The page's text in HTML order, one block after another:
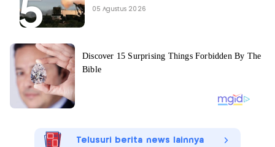
05 Agustus 2026
Telusuri berita news lainnya